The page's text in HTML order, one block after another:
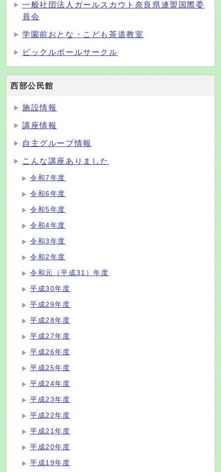
一般社団法人ガールスカウト奈良県連盟国際委
員会
学園前おとな・こども茶道教室
ピックルボールサークル
西部公民館
施設情報
講座情報
自主グループ情報
こんな講座ありました
令和7年度
令和6年度
令和5年度
令和4年度
令和3年度
令和2年度
令和元（平成31）年度
平成30年度
平成29年度
平成28年度
平成27年度
平成26年度
平成25年度
平成24年度
平成23年度
平成22年度
平成21年度
平成20年度
平成19年度